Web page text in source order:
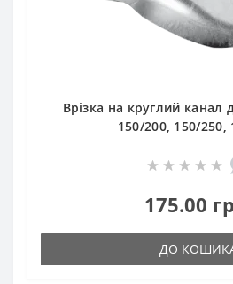
Врізка на круглий канал
150/200, 150/250,
175.00
ДО